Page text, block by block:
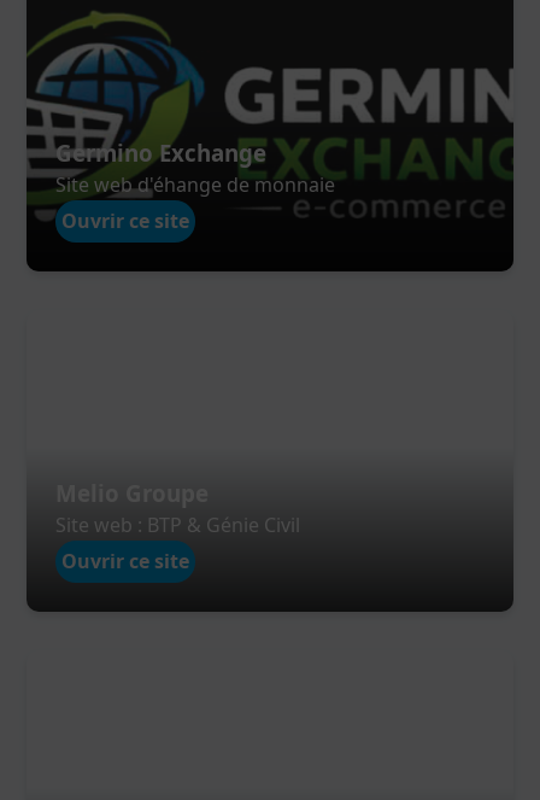
Germino Exchange
Site web d'éhange de monnaie
Ouvrir ce site
Site web : BTP & Génie Civil
Ouvrir ce site